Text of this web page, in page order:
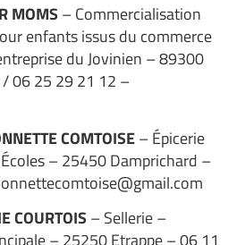
MOMS – Commercialisation
enfants issus du commerce
du Jovinien – 89300
06 25 29 21 12 –
COMTOISE– Épicerie
– 25450 Damprichard –
COURTOIS – Sellerie –